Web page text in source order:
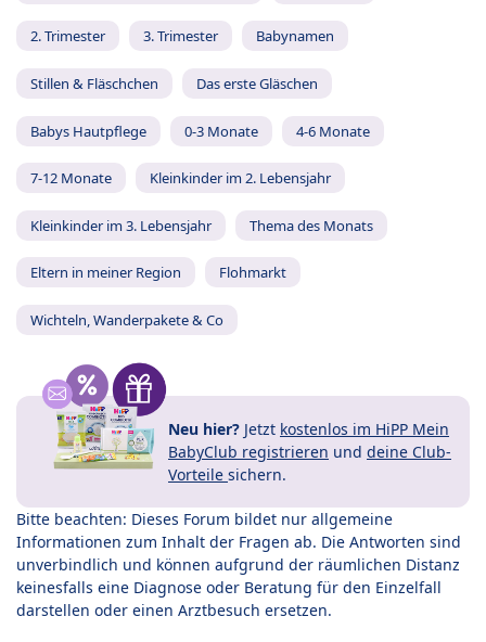
2. Trimester 3. Trimester Babynamen
Stillen & Fläschchen Das erste Gläschen
Babys Hautpflege 0-3 Monate 4-6 Monate
7-12 Monate Kleinkinder im 2. Lebensjahr
Kleinkinder im 3. Lebensjahr Thema des Monats
Eltern in meiner Region Flohmarkt
Wichteln, Wanderpakete & Co
Neu hier? Jetzt kostenlos im HiPP Mein
BabyClub registrieren und deine Club-
Vorteile sichern.
Bitte beachten: Dieses Forum bildet nur allgemeine
Informationen zum Inhalt der Fragen ab. Die Antworten sind
unverbindlich und können aufgrund der räumlichen Distanz
keinesfalls eine Diagnose oder Beratung für den Einzelfall
darstellen oder einen Arztbesuch ersetzen.